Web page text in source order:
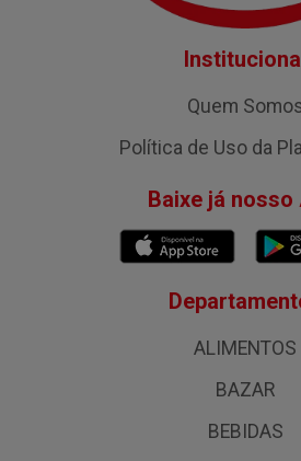
Quem
Política de Uso da
Baixe já nosso
ALIMENTOS
BAZAR
BEBIDAS